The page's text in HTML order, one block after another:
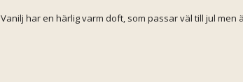
Vanilj har en härlig varm doft, som passar väl till jul